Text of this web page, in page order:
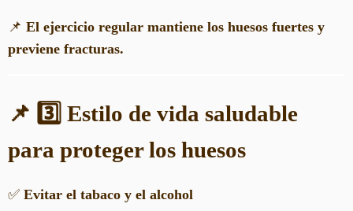
📌 El ejercicio regular mantiene los huesos fuertes y
previene fracturas.
📌 3️⃣ Estilo de vida saludable
para proteger los huesos
✅ Evitar el tabaco y el alcohol